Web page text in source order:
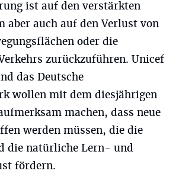
ist auf den verstärkten
aber auch auf den Verlust von
oder die
zurückzuführen. Unicef
das Deutsche
wollen mit dem diesjährigen
machen, dass neue
werden müssen, die die
die natürliche Lern- und
fördern.